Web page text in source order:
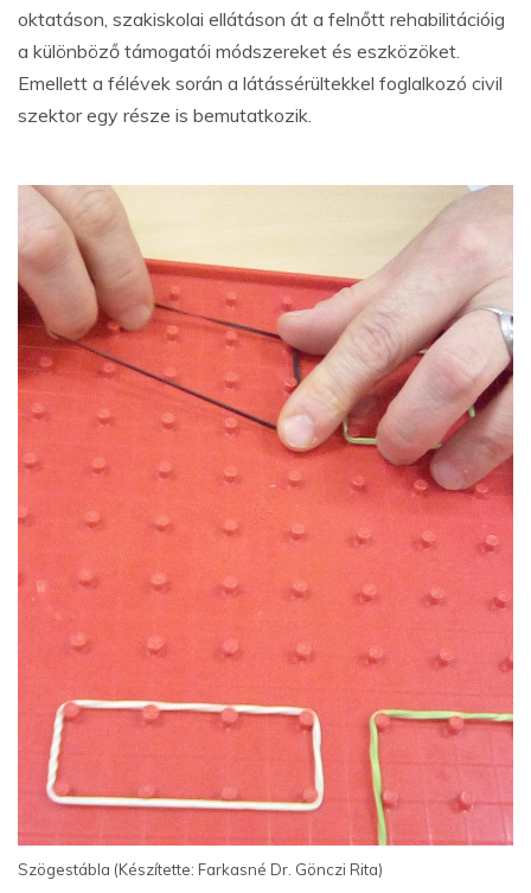
oktatáson, szakiskolai ellátáson át a felnőtt rehabilitációig
a különböző támogatói módszereket és eszközöket.
Emellett a félévek során a látássérültekkel foglalkozó civil
szektor egy része is bemutatkozik.
Szögestábla (Készítette: Farkasné Dr. Gönczi Rita)